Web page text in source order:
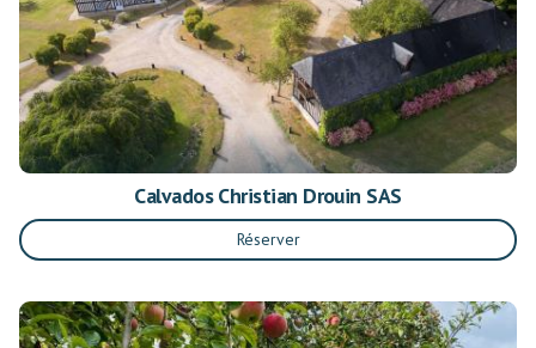
Calvados Christian Drouin SAS
Réserver